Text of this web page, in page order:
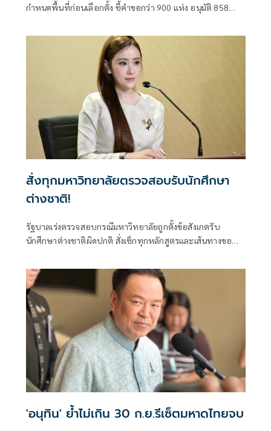
กำหนดพื้นที่ก่อนเลือกตั้ง ชี้คำขอกว่า 900 แห่ง อนุมัติ 858
สั่งทุกมหาวิทยาลัยตรวจสอบรับนักศึกษา
ต่างชาติ!
รัฐบาลเร่งตรวจสอบกรณีมหาวิทยาลัยถูกตั้งข้อสังเกตรับ
นักศึกษาต่างชาติผิดปกติ สั่งเช็กทุกหลักสูตรและเส้นทางขอ
ผิดดำเนินการตามกฎหมายทันที
'อนุทิน' ย้ำไม่เกิน 30 ก.ย.รีเซ็ตมหาดไทยจบ